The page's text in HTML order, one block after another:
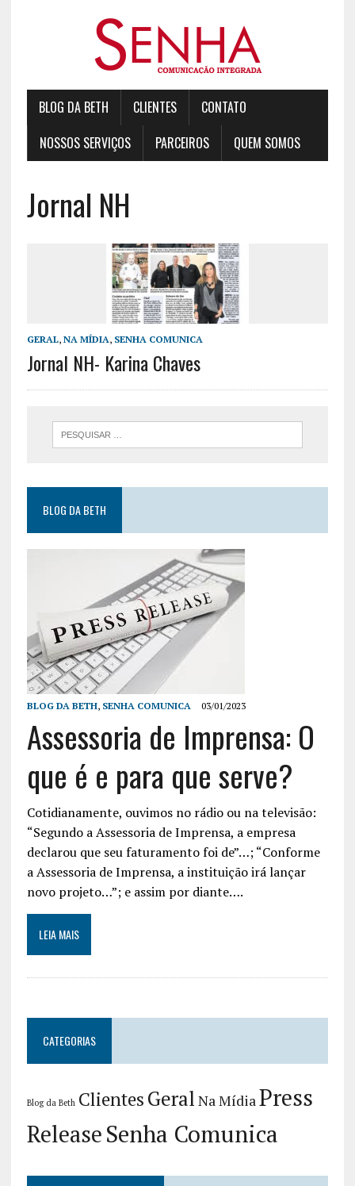
BLOG DA BETH CLIENTES
CONTATO
NOSSOS SERVIÇOS
PARCEIROS QUEM SOMOS
Jornal NH
GERAL, NA MÍDIA, SENHA COMUNICA
Jornal NH- Karina Chaves
BLOG DA BETH
BLOG DA BETH, SENHA COMUNICA 03/01/2023
Assessoria de Imprensa: O
que é e para que serve?
Cotidianamente, ouvimos no rádio ou na televisão:
“Segundo a Assessoria de Imprensa, a empresa
declarou que seu faturamento foi de”…; “Conforme
a Assessoria de Imprensa, a instituição irá lançar
novo projeto…”; e assim por diante….
LEIA MAIS
CATEGORIAS
Blog da Beth ClientesGeral Na MídiaPress
ReleaseSenha Comunica